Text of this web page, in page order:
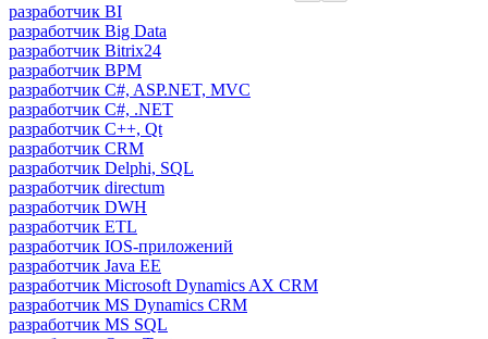
разработчик BI
разработчик Big Data
разработчик Bitrix24
разработчик BPM
разработчик C#, ASP.NET, MVC
разработчик C#, .NET
разработчик C++, Qt
разработчик CRM
разработчик Delphi, SQL
разработчик directum
разработчик DWH
разработчик ETL
разработчик IOS-приложений
разработчик Java ЕЕ
разработчик Microsoft Dynamics AX CRM
разработчик MS Dynamics CRM
разработчик MS SQL